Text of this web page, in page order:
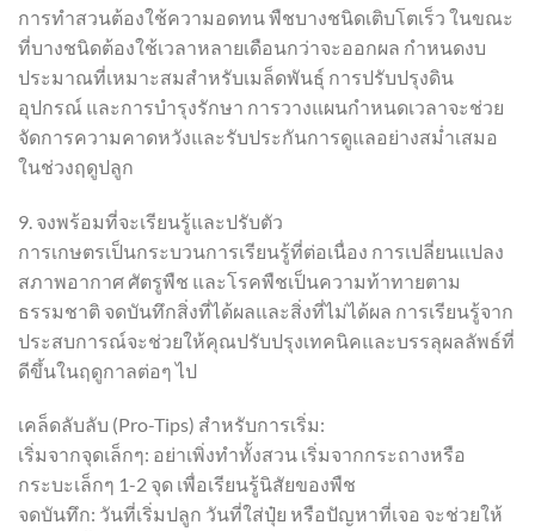
การทำสวนต้องใช้ความอดทน พืชบางชนิดเติบโตเร็ว ในขณะ
ที่บางชนิดต้องใช้เวลาหลายเดือนกว่าจะออกผล กำหนดงบ
ประมาณที่เหมาะสมสำหรับเมล็ดพันธุ์ การปรับปรุงดิน
อุปกรณ์ และการบำรุงรักษา การวางแผนกำหนดเวลาจะช่วย
จัดการความคาดหวังและรับประกันการดูแลอย่างสม่ำเสมอ
ในช่วงฤดูปลูก
9. จงพร้อมที่จะเรียนรู้และปรับตัว
การเกษตรเป็นกระบวนการเรียนรู้ที่ต่อเนื่อง การเปลี่ยนแปลง
สภาพอากาศ ศัตรูพืช และโรคพืชเป็นความท้าทายตาม
ธรรมชาติ จดบันทึกสิ่งที่ได้ผลและสิ่งที่ไม่ได้ผล การเรียนรู้จาก
ประสบการณ์จะช่วยให้คุณปรับปรุงเทคนิคและบรรลุผลลัพธ์ที่
ดีขึ้นในฤดูกาลต่อๆ ไป
เคล็ดลับลับ (Pro-Tips) สำหรับการเริ่ม:
เริ่มจากจุดเล็กๆ: อย่าเพิ่งทำทั้งสวน เริ่มจากกระถางหรือ
กระบะเล็กๆ 1-2 จุด เพื่อเรียนรู้นิสัยของพืช
จดบันทึก: วันที่เริ่มปลูก วันที่ใส่ปุ๋ย หรือปัญหาที่เจอ จะช่วยให้